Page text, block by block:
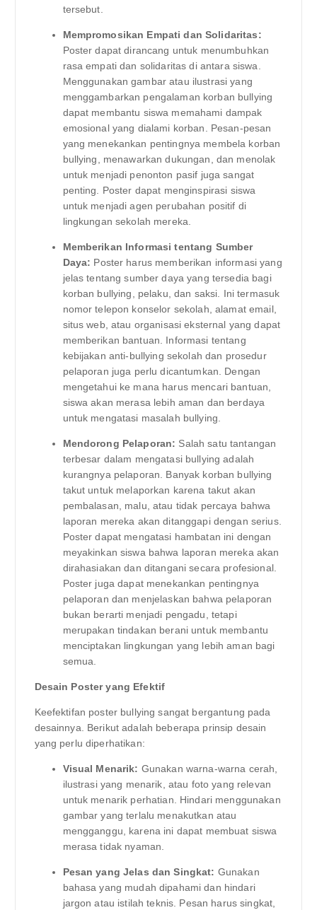
tersebut.
Mempromosikan Empati dan Solidaritas:
Poster dapat dirancang untuk menumbuhkan
rasa empati dan solidaritas di antara siswa.
Menggunakan gambar atau ilustrasi yang
menggambarkan pengalaman korban bullying
dapat membantu siswa memahami dampak
emosional yang dialami korban. Pesan-pesan
yang menekankan pentingnya membela korban
bullying, menawarkan dukungan, dan menolak
untuk menjadi penonton pasif juga sangat
penting. Poster dapat menginspirasi siswa
untuk menjadi agen perubahan positif di
lingkungan sekolah mereka.
Memberikan Informasi tentang Sumber
Daya: Poster harus memberikan informasi yang
jelas tentang sumber daya yang tersedia bagi
korban bullying, pelaku, dan saksi. Ini termasuk
nomor telepon konselor sekolah, alamat email,
situs web, atau organisasi eksternal yang dapat
memberikan bantuan. Informasi tentang
kebijakan anti-bullying sekolah dan prosedur
pelaporan juga perlu dicantumkan. Dengan
mengetahui ke mana harus mencari bantuan,
siswa akan merasa lebih aman dan berdaya
untuk mengatasi masalah bullying.
Mendorong Pelaporan: Salah satu tantangan
terbesar dalam mengatasi bullying adalah
kurangnya pelaporan. Banyak korban bullying
takut untuk melaporkan karena takut akan
pembalasan, malu, atau tidak percaya bahwa
laporan mereka akan ditanggapi dengan serius.
Poster dapat mengatasi hambatan ini dengan
meyakinkan siswa bahwa laporan mereka akan
dirahasiakan dan ditangani secara profesional.
Poster juga dapat menekankan pentingnya
pelaporan dan menjelaskan bahwa pelaporan
bukan berarti menjadi pengadu, tetapi
merupakan tindakan berani untuk membantu
menciptakan lingkungan yang lebih aman bagi
semua.
Desain Poster yang Efektif
Keefektifan poster bullying sangat bergantung pada
desainnya. Berikut adalah beberapa prinsip desain
yang perlu diperhatikan:
Visual Menarik: Gunakan warna-warna cerah,
ilustrasi yang menarik, atau foto yang relevan
untuk menarik perhatian. Hindari menggunakan
gambar yang terlalu menakutkan atau
mengganggu, karena ini dapat membuat siswa
merasa tidak nyaman.
Pesan yang Jelas dan Singkat: Gunakan
bahasa yang mudah dipahami dan hindari
jargon atau istilah teknis. Pesan harus singkat,